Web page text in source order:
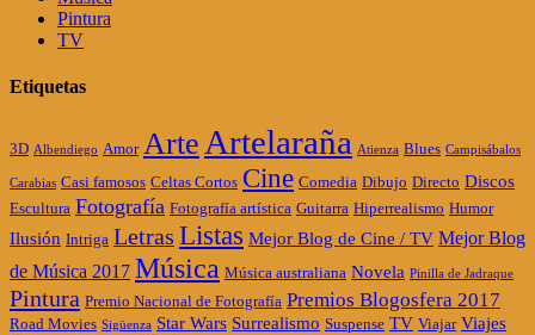
Pintura
TV
Etiquetas
3D Albendiego Amor Arte Artelaraña Atienza Blues Campisábalos
Carabias Casi famosos Celtas Cortos Cine Comedia Dibujo Directo Discos
Escultura Fotografía Fotografía artística Guitarra Hiperrealismo Humor
Ilusión Intriga Letras Listas Mejor Blog de Cine / TV Mejor Blog
de Música 2017 Música Música australiana Novela Pinilla de Jadraque
Pintura Premio Nacional de Fotografía Premios Blogosfera 2017
Road Movies Sigüenza Star Wars Surrealismo Suspense TV Viajar Viajes